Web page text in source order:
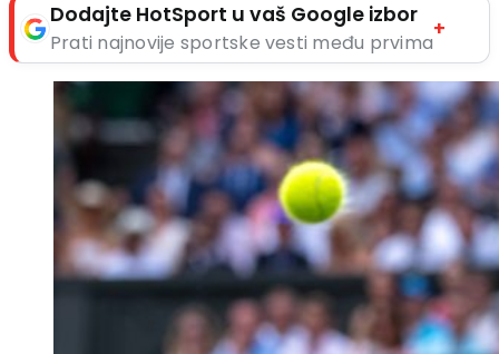
Dodajte HotSport u vaš Google izbor
Prati najnovije sportske vesti među prvima
+